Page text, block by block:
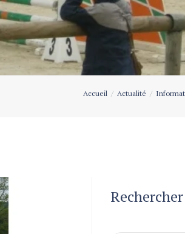
Accueil Actualité